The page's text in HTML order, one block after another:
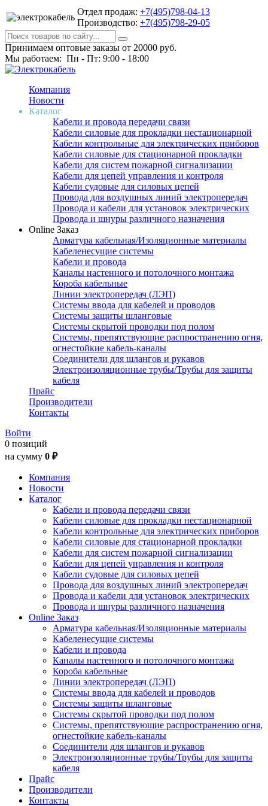
Отдел продаж: +7(495)798-04-13
Производство: +7(495)798-29-05
Принимаем оптовые заказы от 20000 руб.
Мы работаем: Пн - Пт: 9:00 - 18:00
Компания
Новости
Каталог
Кабели и провода передачи связи
Кабели силовые для прокладки нестационарной
Кабели контрольные для электрических приборов
Кабели силовые для стационарной прокладки
Кабели для систем пожарной сигнализации
Кабели для цепей управления и контроля
Кабели судовые для силовых цепей
Провода для воздушных линий электропередач
Провода и кабели для установок электрических
Провода и шнуры различного назначения
Online Заказ
Арматура кабельная/Изоляционные материалы
Кабеленесущие системы
Кабели и провода
Каналы настенного и потолочного монтажа
Короба кабельные
Линии электропередач (ЛЭП)
Системы ввода для кабелей и проводов
Системы защиты шланговые
Системы скрытой проводки под полом
Системы, препятствующие распространению огня,
огнестойкие кабель-каналы
Соединители для шлангов и рукавов
Электроизоляционные трубы/Трубы для защиты
кабеля
Прайс
Производители
Контакты
Войти
0 позиций
на сумму 0 ₽
Компания
Новости
Каталог
Кабели и провода передачи связи
Кабели силовые для прокладки нестационарной
Кабели контрольные для электрических приборов
Кабели силовые для стационарной прокладки
Кабели для систем пожарной сигнализации
Кабели для цепей управления и контроля
Кабели судовые для силовых цепей
Провода для воздушных линий электропередач
Провода и кабели для установок электрических
Провода и шнуры различного назначения
Online Заказ
Арматура кабельная/Изоляционные материалы
Кабеленесущие системы
Кабели и провода
Каналы настенного и потолочного монтажа
Короба кабельные
Линии электропередач (ЛЭП)
Системы ввода для кабелей и проводов
Системы защиты шланговые
Системы скрытой проводки под полом
Системы, препятствующие распространению огня,
огнестойкие кабель-каналы
Соединители для шлангов и рукавов
Электроизоляционные трубы/Трубы для защиты
кабеля
Прайс
Производители
Контакты